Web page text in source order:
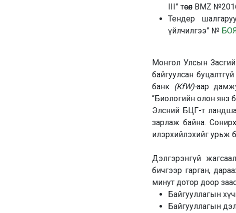
III” төсөл BMZ
Тендер
үйлчилгээ” №
Монгол Улсын
байгуулсан
банк (КfW)-аар
“Биологийн олон янз
Элсний БЦГ-т
зарлаж байна.
илэрхийлэхийг урьж
Дэлгэрэнгүй
бичгээр гарган,
минут дотор доор
Байгууллагын
Байгууллагын